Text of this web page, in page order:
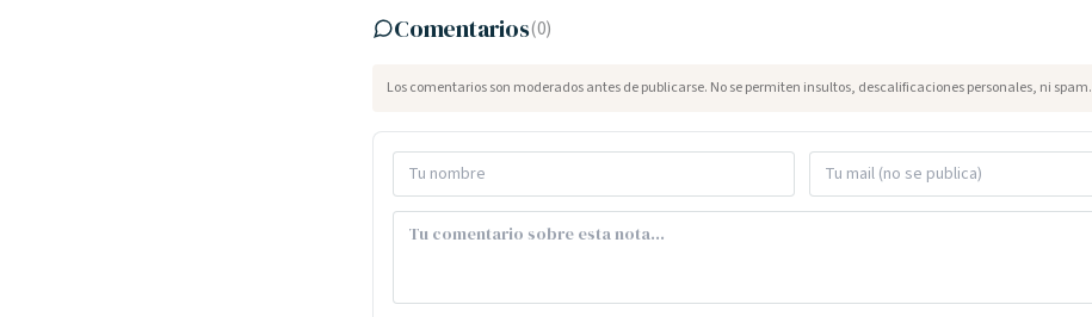
Comentarios(0)
Los comentarios son moderados antes de publicarse. No se permiten insultos, descalificaciones personales, ni spam.